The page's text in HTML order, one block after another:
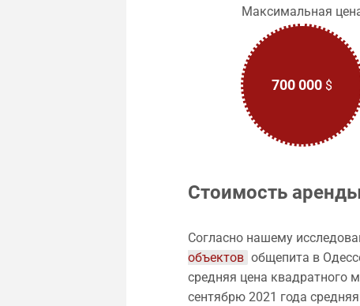
Максимальная
700 000 $
Стоимость
Согласно нашему
объектов общепита в
средняя цена квадратного
сентябрю 2021 года